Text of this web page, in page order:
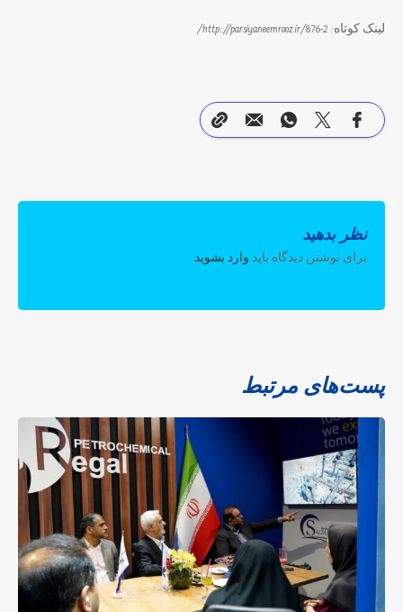
لینک کوتاه: http://parsiyaneemrooz.ir/876-2/
نظر بدهید
برای نوشتن دیدگاه باید وارد بشوید.
پست‌های مرتبط